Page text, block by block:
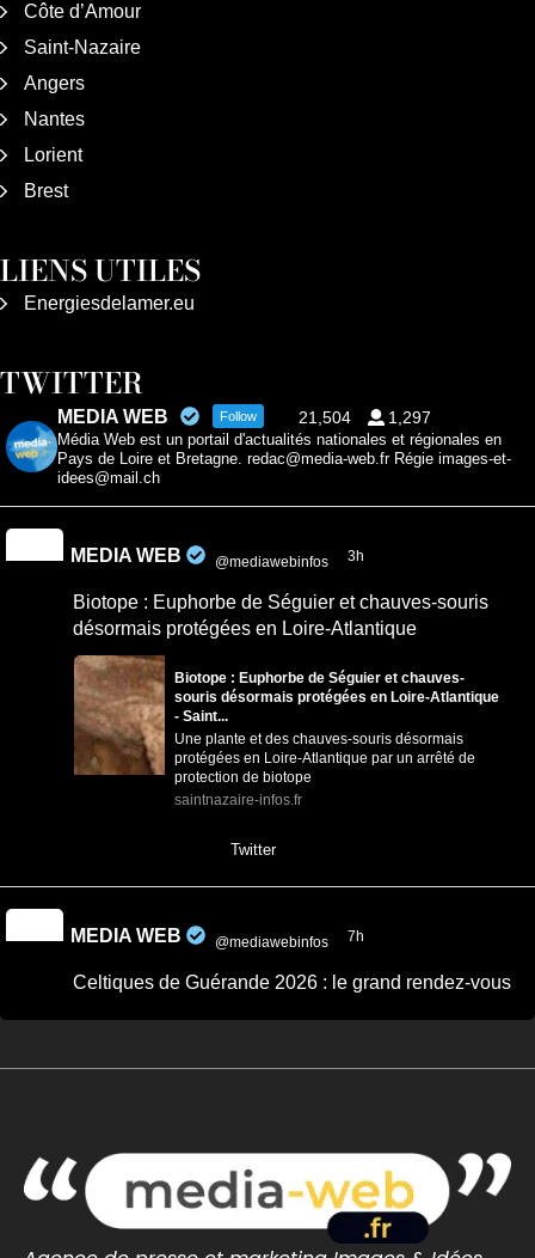
Côte d’Amour
Saint-Nazaire
Angers
Nantes
Lorient
Brest
LIENS UTILES
Energiesdelamer.eu
TWITTER
MEDIA WEB Follow 21,504 1,297
Média Web est un portail d'actualités nationales et régionales en
Pays de Loire et Bretagne. redac@media-web.fr Régie images-et-
idees@mail.ch
MEDIA WEB @mediawebinfos 3h
Biotope : Euphorbe de Séguier et chauves-souris
désormais protégées en Loire-Atlantique
Biotope : Euphorbe de Séguier et chauves-
souris désormais protégées en Loire-Atlantique
- Saint...
Une plante et des chauves-souris désormais
protégées en Loire-Atlantique par un arrêté de
protection de biotope
saintnazaire-infos.fr
Twitter
MEDIA WEB @mediawebinfos 7h
Celtiques de Guérande 2026 : le grand rendez-vous
breton avec Fest-Noz et traditions celtiques.
cotedamour-infos.fr
0 0 Twitter